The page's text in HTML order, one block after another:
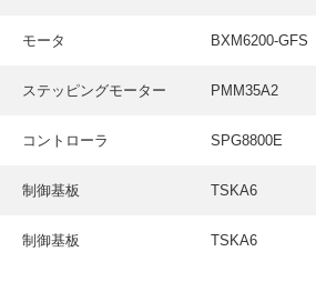
INTERVIEW
お客様インタビュー
RECRUIT
モータ BXM6200-GFS
ステッピングモーター PMM35A2
コントローラ SPG8800E
制御基板 TSKA6
制御基板 TSKA6